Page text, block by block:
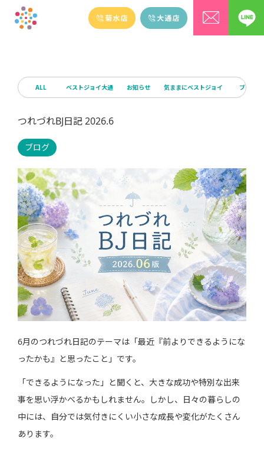
ALL ベストジョイ大通 お知らせ 気ままにベストジョイ ブログ
つれづれBJ日記 2026.6
ブログ
6月のつれづれ日記のテーマは「最近『前よりできるようにな
ったかも』と思ったこと」です。
「できるようになった」と聞くと、大きな成功や特別な出来
事を思い浮かべるかもしれません。しかし、日々の暮らしの
中には、自分では気付きにくい小さな成長や変化がたくさん
あります。